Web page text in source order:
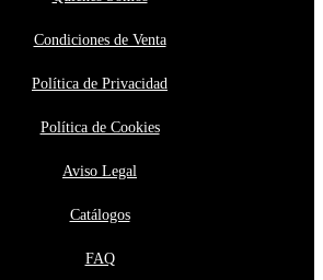
Condiciones de Venta
Política de Privacidad
Política de Cookies
Aviso Legal
Catálogos
FAQ